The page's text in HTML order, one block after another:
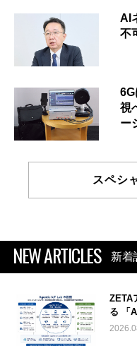
AI
不
視
ー
スペシ
NEW ARTICLES 新着
ZETA
る 「